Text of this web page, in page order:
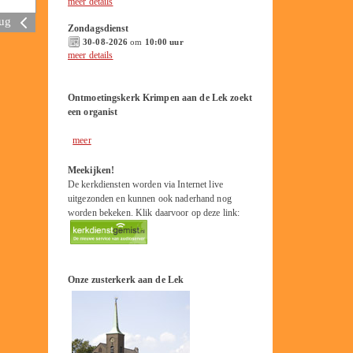
Zondagsdienst
30-08-2026 om 10:00 uur
meer details
Ontmoetingskerk Krimpen aan de Lek zoekt
een organist
meer
Meekijken!
De kerkdiensten worden via Internet live
uitgezonden en kunnen ook naderhand nog
worden bekeken. Klik daarvoor op deze link:
Onze zusterkerk aan de Lek